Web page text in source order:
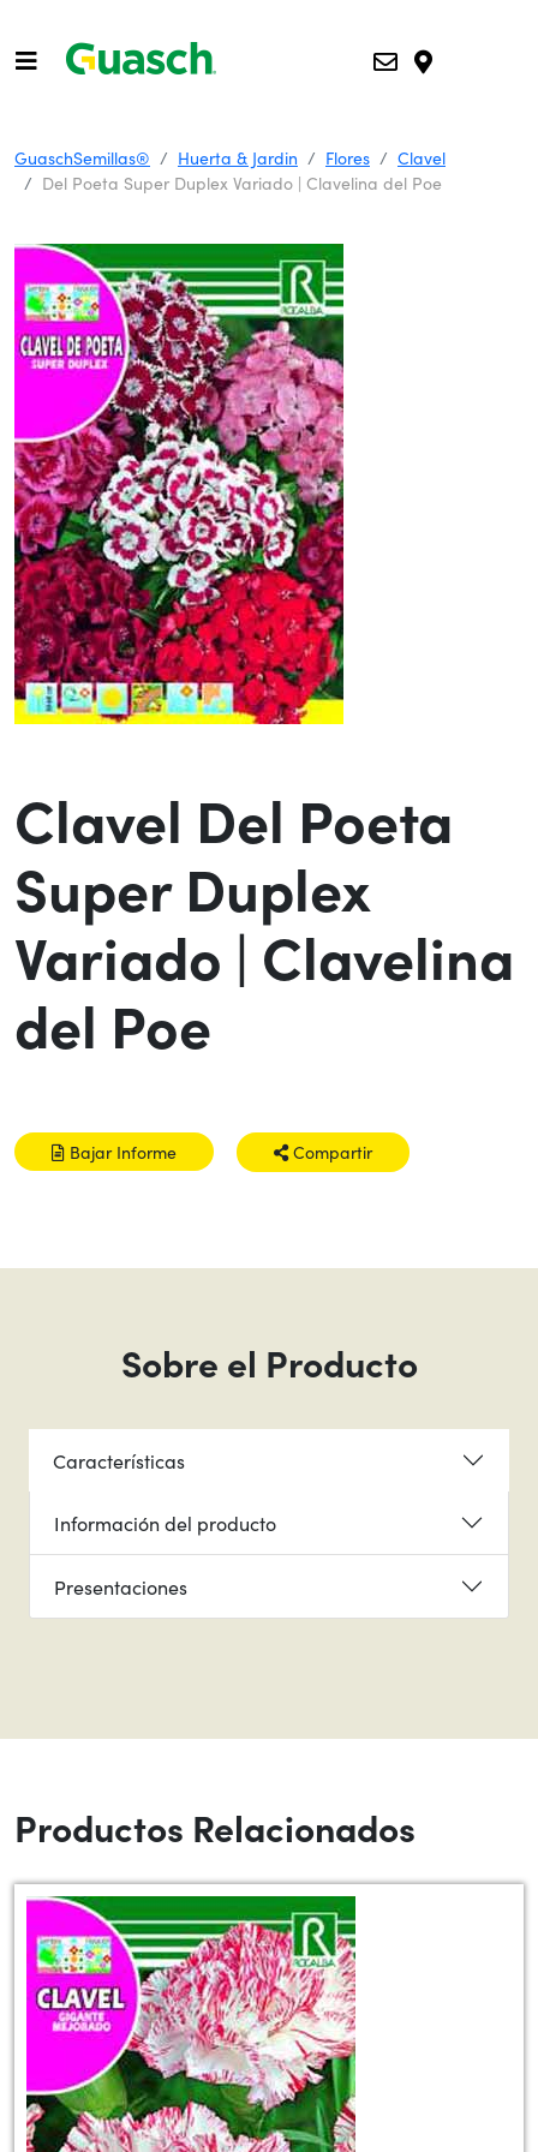
GuaschSemillas® Huerta & Jardin Flores
Clavel
Del Poeta Super Duplex Variado | Clavelina del Poe
Clavel Del Poeta
Super Duplex
Variado | Clavelina
del Poe
Bajar Informe Compartir
Sobre el Producto
Características
Información del producto
Presentaciones
Productos Relacionados